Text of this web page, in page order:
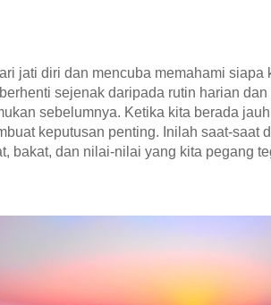
jati diri dan mencuba memahami siapa
sejenak daripada rutin harian
sebelumnya. Ketika kita berada
keputusan penting. Inilah saat-saat
bakat, dan nilai-nilai yang kita pegang